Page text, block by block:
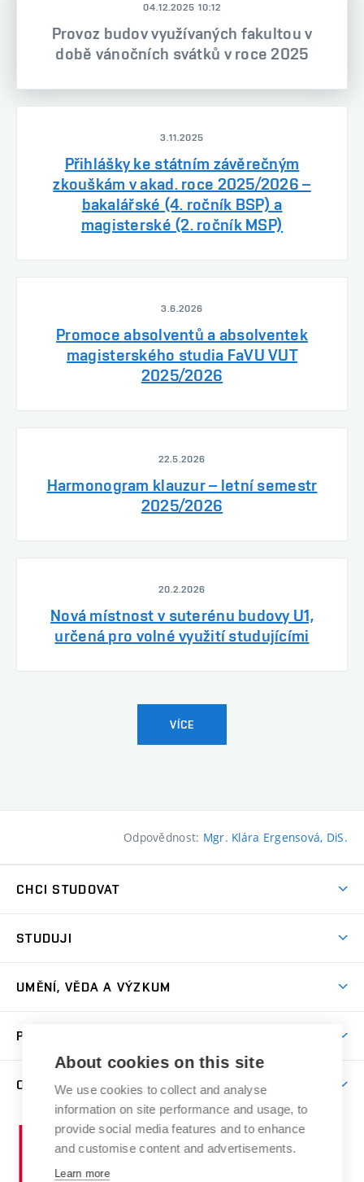
04.12.2025 10:12
Provoz budov využívaných fakultou v
době vánočních svátků v roce 2025
3.11.2025
Přihlášky ke státním závěrečným
zkouškám v akad. roce 2025/2026 –
bakalářské (4. ročník BSP) a
magisterské (2. ročník MSP)
3.6.2026
Promoce absolventů a absolventek
magisterského studia FaVU VUT
2025/2026
22.5.2026
Harmonogram klauzur – letní semestr
2025/2026
20.2.2026
Nová místnost v suterénu budovy U1,
určená pro volné využití studujícími
VÍCE
Odpovědnost: Mgr. Klára Ergensová, DiS.
CHCI STUDOVAT
Přijímačky
Dny otevřených dveří
Přípravné kurzy
Studium bez bariér
Katedra teorií a dějin umění
Kabinety a dílny
Kontakt
STUDUJI
Časový plán studia
Studijní předpisy a formuláře
Studium a stáže v zahraničí
Rezidenční pobyty
Odborná praxe
Stipendia
UMĚNÍ, VĚDA A VÝZKUM
Publikační činnost
Projekty
Výstavy
PRO VEŘEJNOST
Letní školy a semestrální kurzy
Nakladatelská a vydavatelská činnost
Research Catalogue
Galerie
O FAKULTĚ
Aktuality
Informační tabule
Organizační struktura
Vysoké
učení
About cookies on this site
We use cookies to collect and analyse
information on site performance and usage, to
provide social media features and to enhance
and customise content and advertisements.
Learn more